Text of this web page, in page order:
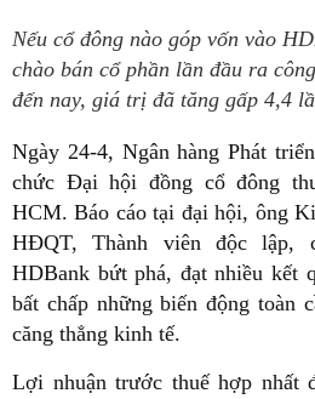
Nếu cổ đông nào góp vốn vào
chào bán cổ phần lần đầu ra
đến nay, giá trị đã tăng gấp 4,4
Ngày 24-4, Ngân hàng Phát
chức Đại hội đồng cổ đông
HCM. Báo cáo tại đại hội, ông
HĐQT, Thành viên độc lập,
HDBank bứt phá, đạt nhiều kết
bất chấp những biến động toàn
căng thẳng kinh tế.
Lợi nhuận trước thuế hợp nhất